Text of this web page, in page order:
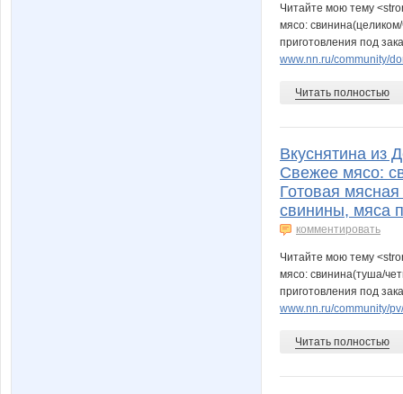
Читайте мою тему
мясо:
приготовления под
www.nn.ru/community/
Читать полностью
Вкуснятина из
Свежее мясо:
Готовая
свинины, мяса
комментировать
Читайте мою тему
мясо: свинина(туша/
приготовления под
www.nn.ru/community/
Читать полностью